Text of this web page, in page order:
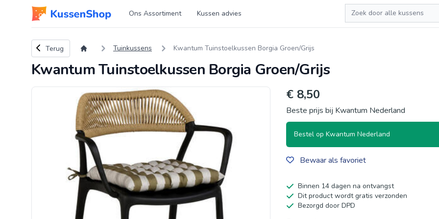
Logo www.kussenshop.nl Ons Assortiment Kussen advies
Zoeken
Terug naar overzicht
Terug Tuinkussens Kwantum Tuinstoelkussen Borgia Groen/Grijs
Kwantum Tuinstoelkussen Borgia Groen/Grijs
€ 8,50
Beste prijs bij Kwantum Nederland
Bestel op Kwantum Nederland
Bewaar als favoriet
Binnen 14 dagen na ontvangst
Dit product wordt gratis verzonden
Bezorgd door DPD